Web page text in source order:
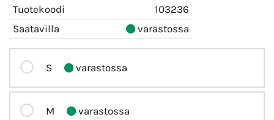
Tuotekoodi
103236
Saatavilla
varastossa
S varastossa
M varastossa